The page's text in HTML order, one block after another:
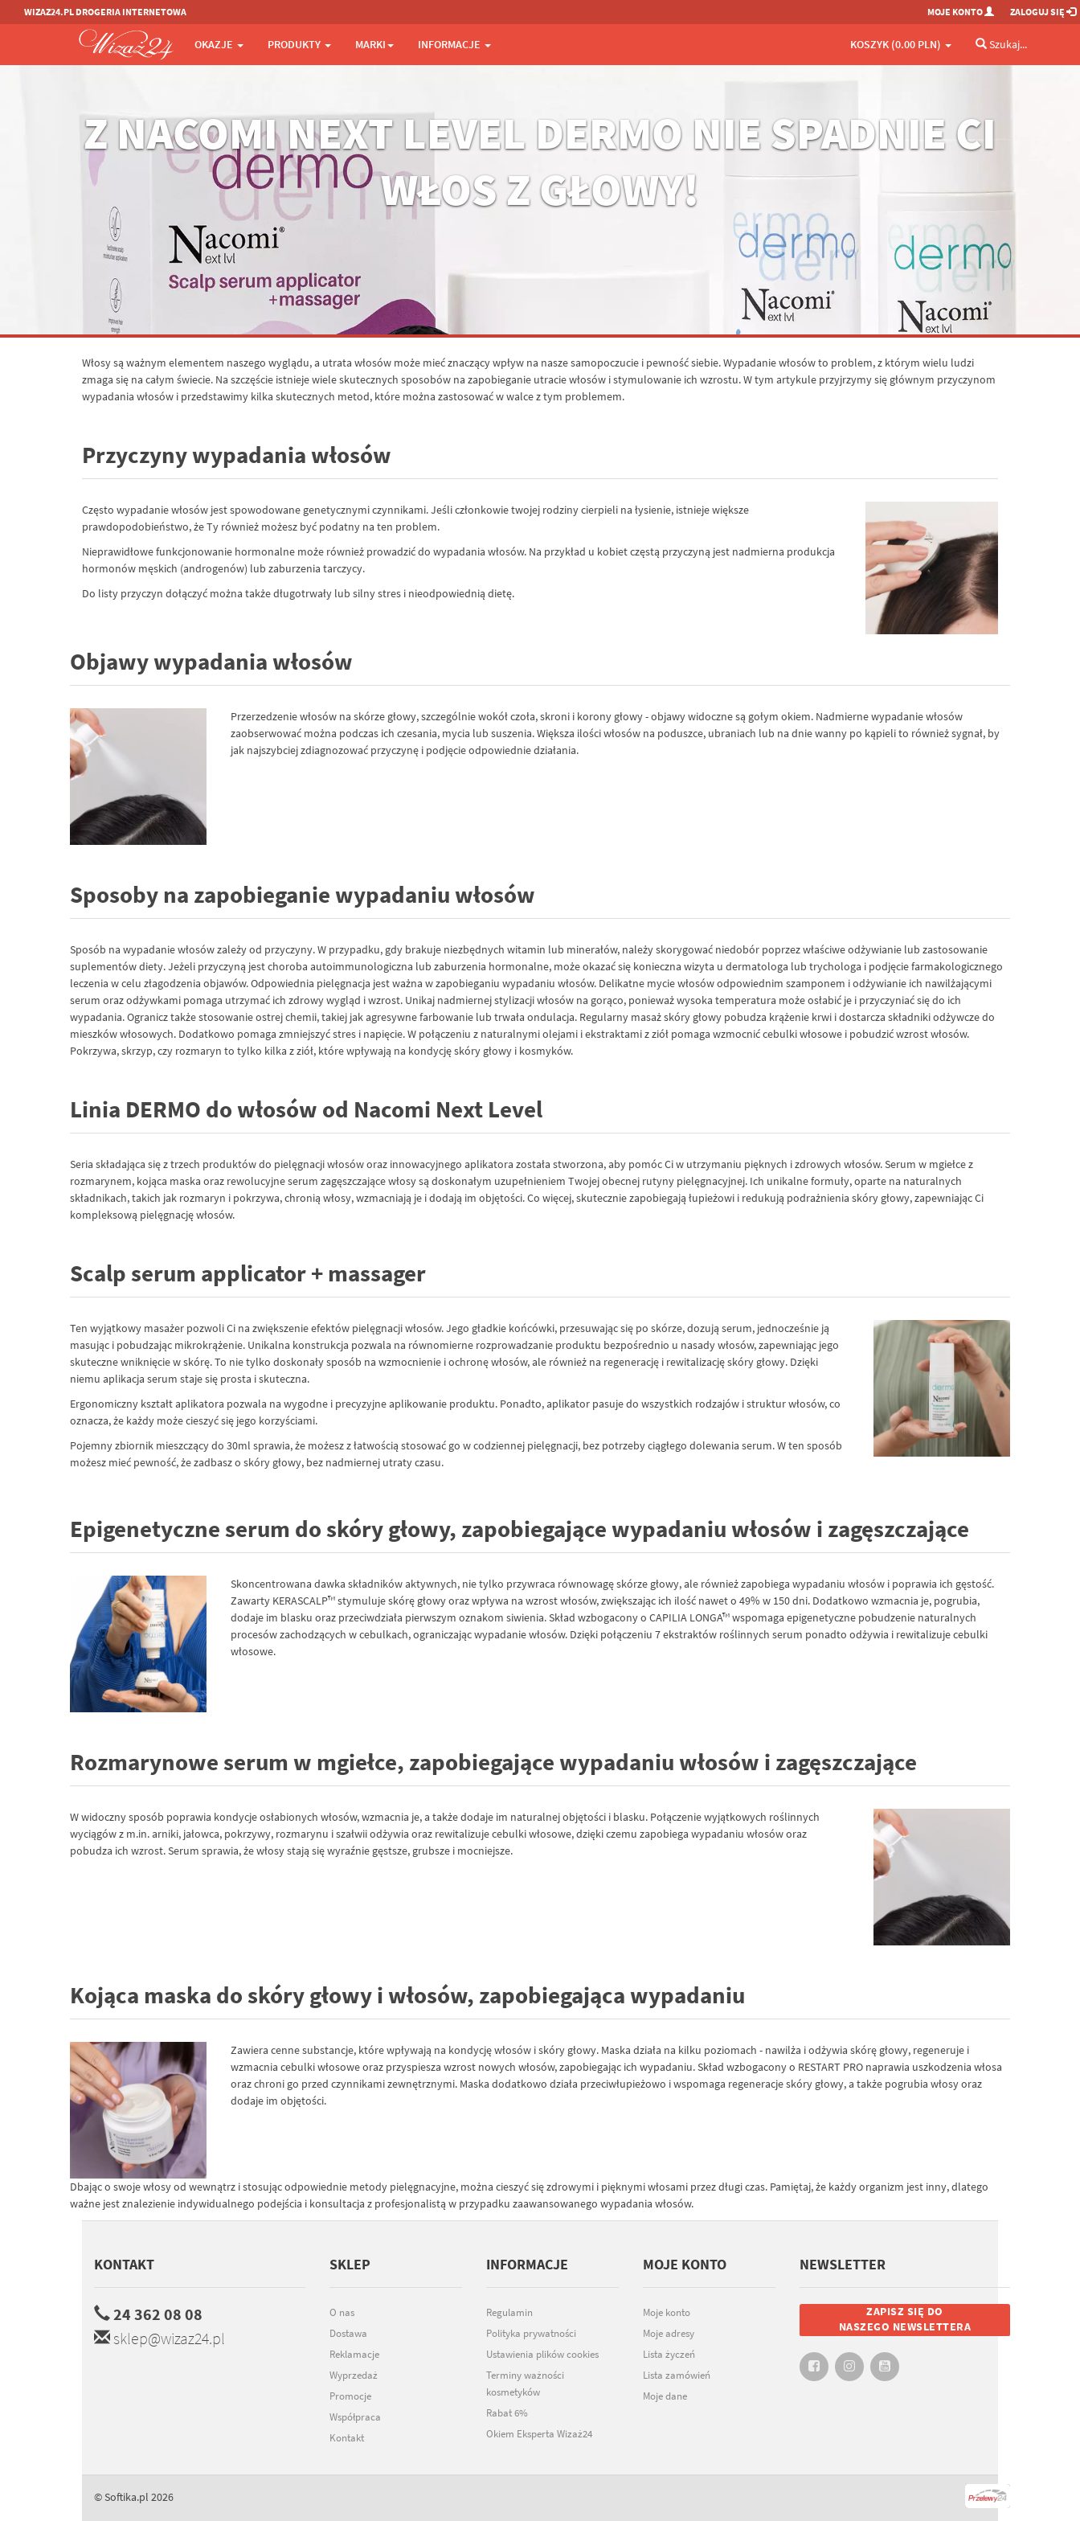
WIZAZ24.PL DROGERIA INTERNETOWA MOJE KONTO ZALOGUJ SIĘ
OKAZJE PRODUKTY MARKI INFORMACJE KOSZYK (0.00 PLN) Szukaj...
Z NACOMI NEXT LEVEL DERMO NIE SPADNIE CI
WŁOS Z GŁOWY!
Włosy są ważnym elementem naszego wyglądu, a utrata włosów może mieć znaczący wpływ na nasze samopoczucie i pewność siebie. Wypadanie włosów to problem, z którym wielu ludzi
zmaga się na całym świecie. Na szczęście istnieje wiele skutecznych sposobów na zapobieganie utracie włosów i stymulowanie ich wzrostu. W tym artykule przyjrzymy się głównym przyczynom
wypadania włosów i przedstawimy kilka skutecznych metod, które można zastosować w walce z tym problemem.
Przyczyny wypadania włosów
Często wypadanie włosów jest spowodowane genetycznymi czynnikami. Jeśli członkowie twojej rodziny cierpieli na łysienie, istnieje większe
prawdopodobieństwo, że Ty również możesz być podatny na ten problem.
Nieprawidłowe funkcjonowanie hormonalne może również prowadzić do wypadania włosów. Na przykład u kobiet częstą przyczyną jest nadmierna produkcja
hormonów męskich (androgenów) lub zaburzenia tarczycy.
Do listy przyczyn dołączyć można także długotrwały lub silny stres i nieodpowiednią dietę.
Objawy wypadania włosów
Przerzedzenie włosów na skórze głowy, szczególnie wokół czoła, skroni i korony głowy - objawy widoczne są gołym okiem. Nadmierne wypadanie włosów
zaobserwować można podczas ich czesania, mycia lub suszenia. Większa ilości włosów na poduszce, ubraniach lub na dnie wanny po kąpieli to również sygnał, by
jak najszybciej zdiagnozować przyczynę i podjęcie odpowiednie działania.
Sposoby na zapobieganie wypadaniu włosów
Sposób na wypadanie włosów zależy od przyczyny. W przypadku, gdy brakuje niezbędnych witamin lub minerałów, należy skorygować niedobór poprzez właściwe odżywianie lub zastosowanie
suplementów diety. Jeżeli przyczyną jest choroba autoimmunologiczna lub zaburzenia hormonalne, może okazać się konieczna wizyta u dermatologa lub trychologa i podjęcie farmakologicznego
leczenia w celu złagodzenia objawów. Odpowiednia pielęgnacja jest ważna w zapobieganiu wypadaniu włosów. Delikatne mycie włosów odpowiednim szamponem i odżywianie ich nawilżającymi
serum oraz odżywkami pomaga utrzymać ich zdrowy wygląd i wzrost. Unikaj nadmiernej stylizacji włosów na gorąco, ponieważ wysoka temperatura może osłabić je i przyczyniać się do ich
wypadania. Ogranicz także stosowanie ostrej chemii, takiej jak agresywne farbowanie lub trwała ondulacja. Regularny masaż skóry głowy pobudza krążenie krwi i dostarcza składniki odżywcze do
mieszków włosowych. Dodatkowo pomaga zmniejszyć stres i napięcie. W połączeniu z naturalnymi olejami i ekstraktami z ziół pomaga wzmocnić cebulki włosowe i pobudzić wzrost włosów.
Pokrzywa, skrzyp, czy rozmaryn to tylko kilka z ziół, które wpływają na kondycję skóry głowy i kosmyków.
Linia DERMO do włosów od Nacomi Next Level
Seria składająca się z trzech produktów do pielęgnacji włosów oraz innowacyjnego aplikatora została stworzona, aby pomóc Ci w utrzymaniu pięknych i zdrowych włosów. Serum w mgiełce z
rozmarynem, kojąca maska oraz rewolucyjne serum zagęszczające włosy są doskonałym uzupełnieniem Twojej obecnej rutyny pielęgnacyjnej. Ich unikalne formuły, oparte na naturalnych
składnikach, takich jak rozmaryn i pokrzywa, chronią włosy, wzmacniają je i dodają im objętości. Co więcej, skutecznie zapobiegają łupieżowi i redukują podrażnienia skóry głowy, zapewniając Ci
kompleksową pielęgnację włosów.
Scalp serum applicator + massager
Ten wyjątkowy masażer pozwoli Ci na zwiększenie efektów pielęgnacji włosów. Jego gładkie końcówki, przesuwając się po skórze, dozują serum, jednocześnie ją
masując i pobudzając mikrokrążenie. Unikalna konstrukcja pozwala na równomierne rozprowadzanie produktu bezpośrednio u nasady włosów, zapewniając jego
skuteczne wniknięcie w skórę. To nie tylko doskonały sposób na wzmocnienie i ochronę włosów, ale również na regenerację i rewitalizację skóry głowy. Dzięki
niemu aplikacja serum staje się prosta i skuteczna.
Ergonomiczny kształt aplikatora pozwala na wygodne i precyzyjne aplikowanie produktu. Ponadto, aplikator pasuje do wszystkich rodzajów i struktur włosów, co
oznacza, że każdy może cieszyć się jego korzyściami.
Pojemny zbiornik mieszczący do 30ml sprawia, że możesz z łatwością stosować go w codziennej pielęgnacji, bez potrzeby ciągłego dolewania serum. W ten sposób
możesz mieć pewność, że zadbasz o skóry głowy, bez nadmiernej utraty czasu.
Epigenetyczne serum do skóry głowy, zapobiegające wypadaniu włosów i zagęszczające
Skoncentrowana dawka składników aktywnych, nie tylko przywraca równowagę skórze głowy, ale również zapobiega wypadaniu włosów i poprawia ich gęstość.
Zawarty KERASCALP™ stymuluje skórę głowy oraz wpływa na wzrost włosów, zwiększając ich ilość nawet o 49% w 150 dni. Dodatkowo wzmacnia je, pogrubia,
dodaje im blasku oraz przeciwdziała pierwszym oznakom siwienia. Skład wzbogacony o CAPILIA LONGA™ wspomaga epigenetyczne pobudzenie naturalnych
procesów zachodzących w cebulkach, ograniczając wypadanie włosów. Dzięki połączeniu 7 ekstraktów roślinnych serum ponadto odżywia i rewitalizuje cebulki
włosowe.
Rozmarynowe serum w mgiełce, zapobiegające wypadaniu włosów i zagęszczające
W widoczny sposób poprawia kondycje osłabionych włosów, wzmacnia je, a także dodaje im naturalnej objętości i blasku. Połączenie wyjątkowych roślinnych
wyciągów z m.in. arniki, jałowca, pokrzywy, rozmarynu i szałwii odżywia oraz rewitalizuje cebulki włosowe, dzięki czemu zapobiega wypadaniu włosów oraz
pobudza ich wzrost. Serum sprawia, że włosy stają się wyraźnie gęstsze, grubsze i mocniejsze.
Kojąca maska do skóry głowy i włosów, zapobiegająca wypadaniu
Zawiera cenne substancje, które wpływają na kondycję włosów i skóry głowy. Maska działa na kilku poziomach - nawilża i odżywia skórę głowy, regeneruje i
wzmacnia cebulki włosowe oraz przyspiesza wzrost nowych włosów, zapobiegając ich wypadaniu. Skład wzbogacony o RESTART PRO naprawia uszkodzenia włosa
oraz chroni go przed czynnikami zewnętrznymi. Maska dodatkowo działa przeciwłupieżowo i wspomaga regeneracje skóry głowy, a także pogrubia włosy oraz
dodaje im objętości.
Dbając o swoje włosy od wewnątrz i stosując odpowiednie metody pielęgnacyjne, można cieszyć się zdrowymi i pięknymi włosami przez długi czas. Pamiętaj, że każdy organizm jest inny, dlatego
ważne jest znalezienie indywidualnego podejścia i konsultacja z profesjonalistą w przypadku zaawansowanego wypadania włosów.
KONTAKT
24 362 08 08
sklep@wizaz24.pl
SKLEP
O nas
Dostawa
Reklamacje
Wyprzedaż
Promocje
Współpraca
Kontakt
INFORMACJE
Regulamin
Polityka prywatności
Ustawienia plików cookies
Terminy ważności
kosmetyków
Rabat 6%
Okiem Eksperta Wizaż24
MOJE KONTO
Moje konto
Moje adresy
Lista życzeń
Lista zamówień
Moje dane
NEWSLETTER
ZAPISZ SIĘ DO
NASZEGO NEWSLETTERA
© Softika.pl 2026